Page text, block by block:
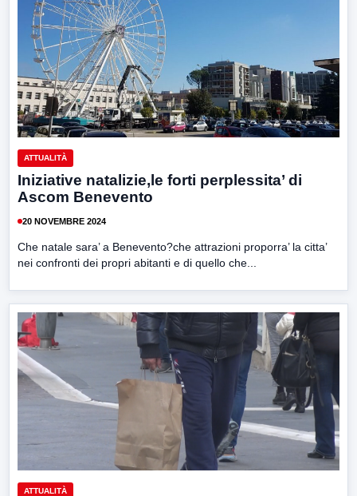
ATTUALITÀ
Iniziative natalizie,le forti perplessita’ di
Ascom Benevento
20 NOVEMBRE 2024
Che natale sara’ a Benevento?che attrazioni proporra’ la citta’
nei confronti dei propri abitanti e di quello che...
ATTUALITÀ